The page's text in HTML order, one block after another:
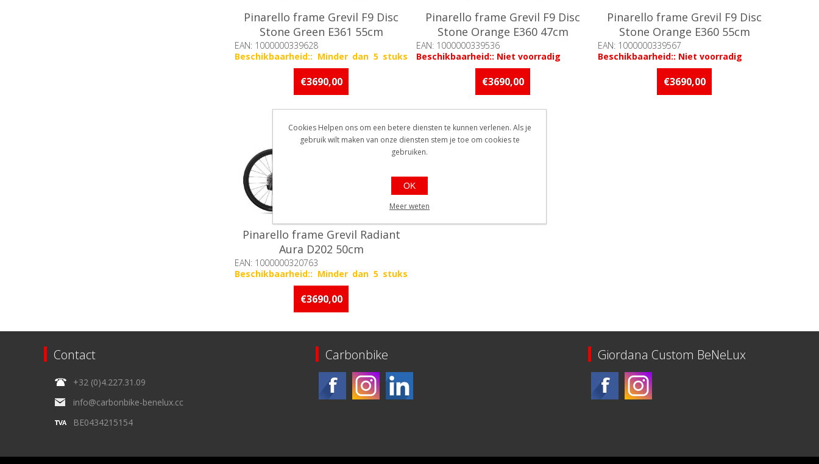
Pinarello frame Grevil F9 Disc
Stone Green E361 55cm
EAN: 1000000339628
Beschikbaarheid:: Minder dan 5 stuks
€3690,00
Pinarello frame Grevil F9 Disc
Stone Orange E360 47cm
EAN: 1000000339536
Beschikbaarheid:: Niet voorradig
€3690,00
Pinarello frame Grevil F9 Disc
Stone Orange E360 55cm
EAN: 1000000339567
Beschikbaarheid:: Niet voorradig
€3690,00
Pinarello frame Grevil Radiant
Aura D202 50cm
EAN: 1000000320763
Beschikbaarheid:: Minder dan 5 stuks
€3690,00
Contact
+32 (0)4.227.31.09
info@carbonbike-benelux.cc
BE0434215154
Carbonbike Giordana Custom BeNeLux
Cookies Helpen ons om een betere diensten te kunnen verlenen. Als je
gebruik wilt maken van onze diensten stem je toe om cookies te
gebruiken.
OK
Meer weten